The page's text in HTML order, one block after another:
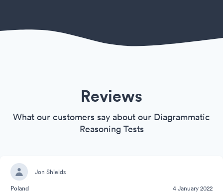
Reviews
What our customers say about our Diagrammatic
Reasoning Tests
Jon Shields
Poland
4 January 2022